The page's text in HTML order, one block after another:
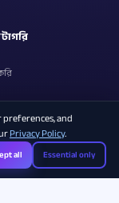
and
Privacy Policy.
all Essential only